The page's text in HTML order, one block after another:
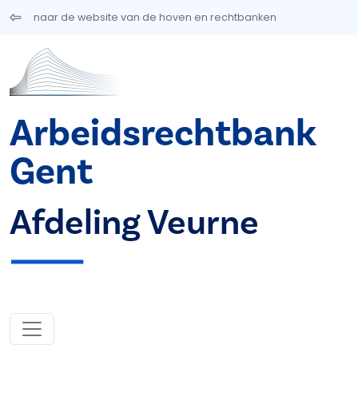
Overslaan en naar de inhoud gaan
naar de website van de hoven en rechtbanken
Arbeidsrechtbank
Gent
Afdeling Veurne